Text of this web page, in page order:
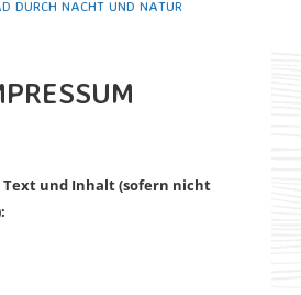
DURCH NACHT UND NATUR
und Inhalt (sofern nicht